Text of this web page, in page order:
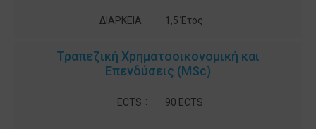
ΔΙΑΡΚΕΙΑ : 1,5 Έτος
Τραπεζική Χρηματοοικονομική και
Επενδύσεις (MSc)
ECTS : 90 ECTS